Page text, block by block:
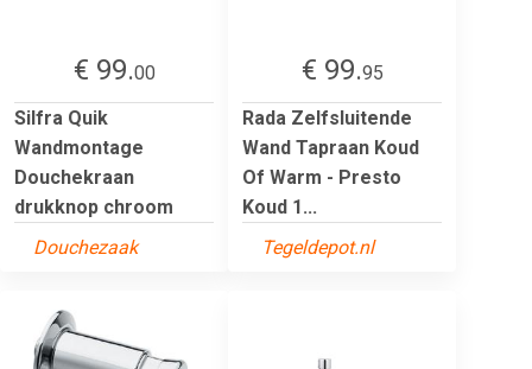
€ 99.00
Silfra Quik
Wandmontage
Douchekraan
drukknop chroom
Douchezaak
€ 99.95
Rada Zelfsluitende
Wand Tapraan Koud
Of Warm - Presto
Koud 1...
Tegeldepot.nl